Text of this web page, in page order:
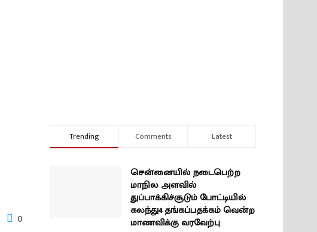
0
Trending Comments Latest
சென்னையில் நடைபெற்ற
மாநில அளவில்
துப்பாக்கிச்சூடும் போட்டியில்
கலந்து4 தங்கப்பதக்கம் வென்ற
மாணவிக்கு வரவேற்பு